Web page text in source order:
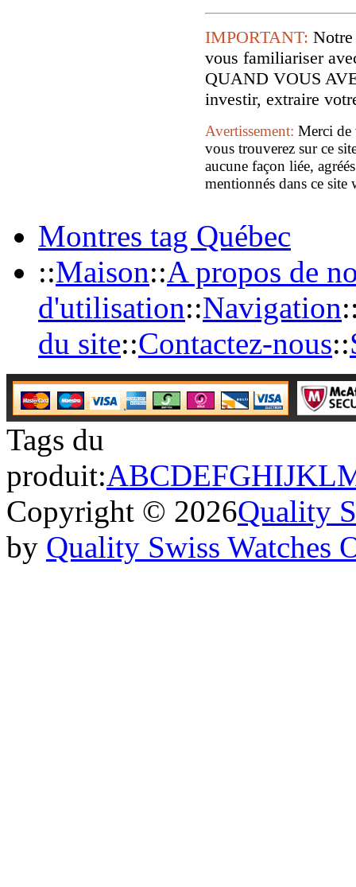
IMPORTANT:
vous familiariser
QUAND VOUS
investir, extraire
Avertissement: Merci de
vous trouverez sur ce
aucune façon liée,
mentionnés dans ce site
Montres tag Québec
::Maison::A propos de
d'utilisation::Navigation
du site::Contactez-nous::
Tags du
produit:ABCDEFGHIJKL
Copyright © 2026Quality
by Quality Swiss Watches